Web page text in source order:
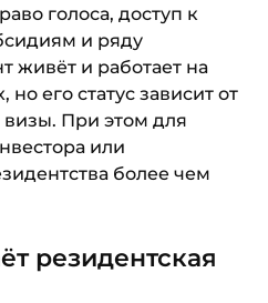
голоса, доступ к
и ряду
живёт и работает на
его статус зависит от
При этом для
или
более чем
резидентская